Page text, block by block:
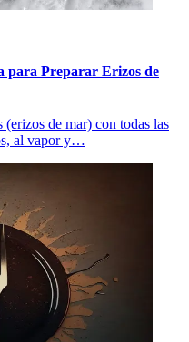
para Preparar Erizos de
de mar) con todas las
al vapor y…